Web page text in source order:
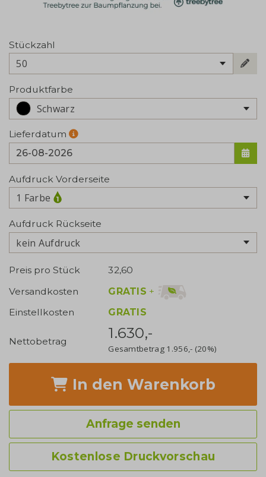
Stückzahl
50
Produktfarbe
Schwarz
Lieferdatum
Aufdruck Vorderseite
1 Farbe
Aufdruck Rückseite
kein Aufdruck
Preis pro Stück
32,60
Versandkosten
GRATIS +
Einstellkosten
GRATIS
Nettobetrag 1.630,-
Gesamtbetrag 1.956,- (20%)
In den Warenkorb
Anfrage senden
Kostenlose Druckvorschau